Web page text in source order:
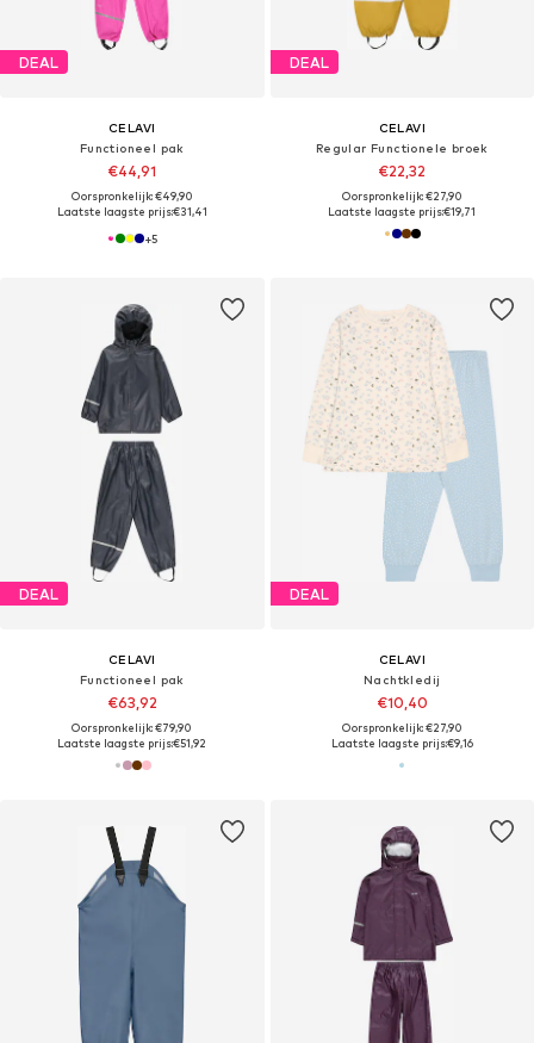
DEAL
CELAVI
Functioneel pak
€44,91
Oorspronkelijk: €49,90
Laatste laagste prijs:€31,41
+5
DEAL
CELAVI
Regular Functionele broek
€22,32
Oorspronkelijk: €27,90
Laatste laagste prijs:€19,71
DEAL
CELAVI
Functioneel pak
€63,92
Oorspronkelijk: €79,90
Laatste laagste prijs:€51,92
DEAL
CELAVI
Nachtkledij
€10,40
Oorspronkelijk: €27,90
Laatste laagste prijs:€9,16